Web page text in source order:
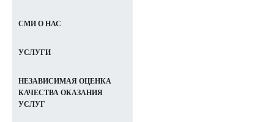
СМИ О НАС
УСЛУГИ
НЕЗАВИСИМАЯ ОЦЕНКА
КАЧЕСТВА ОКАЗАНИЯ
УСЛУГ